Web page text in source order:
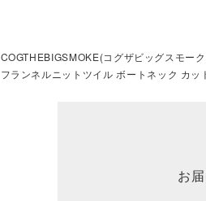
COGTHEBIGSMOKE(コグザビッグスモー
フランネルニットツイル ボートネック カ
お